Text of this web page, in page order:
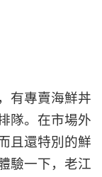
有專賣海鮮丼
隊。在市場外
且還特別的鮮
驗一下，老江